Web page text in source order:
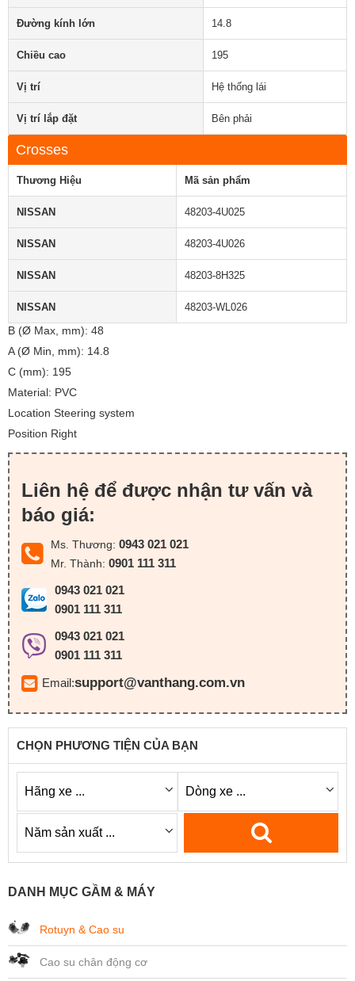
Đường kính lớn 14.8
Chiều cao 195
Vị trí Hệ thống lái
Vị trí lắp đặt Bên phải
Crosses
Thương Hiệu Mã sản phẩm
NISSAN 48203-4U025
NISSAN 48203-4U026
NISSAN 48203-8H325
NISSAN 48203-WL026
B (Ø Max, mm): 48
A (Ø Min, mm): 14.8
C (mm): 195
Material: PVC
Location Steering system
Position Right
Liên hệ để được nhận tư vấn và
báo giá:
Ms. Thương: 0943 021 021
Mr. Thành: 0901 111 311
0943 021 021
0901 111 311
0943 021 021
0901 111 311
Email:support@vanthang.com.vn
CHỌN PHƯƠNG TIỆN CỦA BẠN
DANH MỤC GẦM & MÁY
Rotuyn & Cao su
Cao su chân động cơ